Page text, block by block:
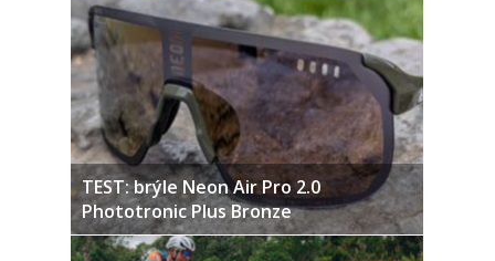
TEST: brýle Neon Air Pro 2.0
Phototronic Plus Bronze